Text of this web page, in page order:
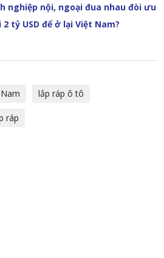
nghiệp nội, ngoại đua nhau đòi ưu
tỷ USD để ở lại Việt Nam?
lắp ráp ô tô
ráp